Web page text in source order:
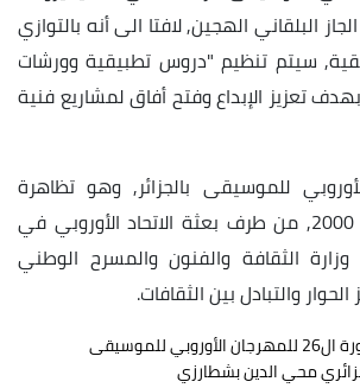
البلقاني الهجين, لافتا الى أنه بالتوازي
سيتم تنظيم "دروس تطبيقية وورشات
تعزيز الإبداع وفتح أفاق لمشاريع فنية
للموسيقى بالجزائر, وهو تظاهرة
سنوية تأسست عام 2000, من طرف بعثة الاتحاد الأوروبي في
وزارة الثقافة والفنون والمسرح الوطني
والتبادل بين الثقافات.
للموسيقى
محي الدين بشطارزي